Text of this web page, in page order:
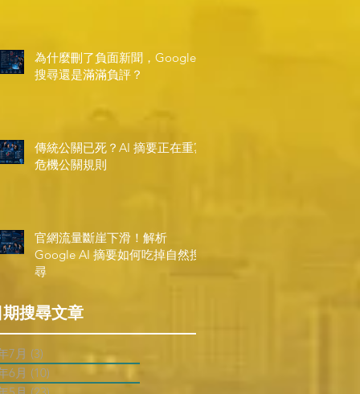
為什麼刪了負面新聞，Google
搜尋還是滿滿負評？
傳統公關已死？AI 摘要正在重寫
危機公關規則
官網流量斷崖下滑！解析
Google AI 摘要如何吃掉自然搜
尋
搜尋文章
7月 (3) 3 篇文章
6月 (10) 10 篇文章